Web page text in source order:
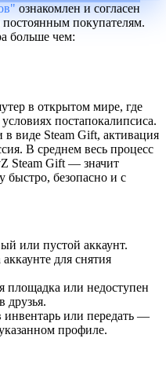
ознакомлен и согласен
постоянным покупателям.
больше чем:
в открытом мире, где
постапокалипсиса.
в виде Steam Gift, активация
В среднем весь процесс
Steam Gift — значит
быстро, безопасно и с
или пустой аккаунт.
для снятия
площадка или недоступен
друзья.
инвентарь или передать —
профиле.